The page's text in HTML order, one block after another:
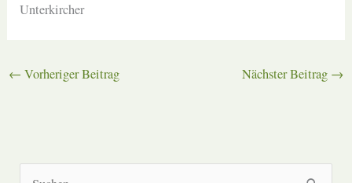
Unterkircher
← Vorheriger Beitrag Nächster Beitrag →